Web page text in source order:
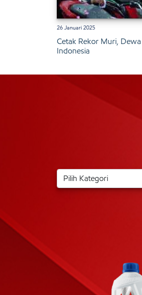
26 Januari 2025
Cetak Rekor Muri,
Indonesia